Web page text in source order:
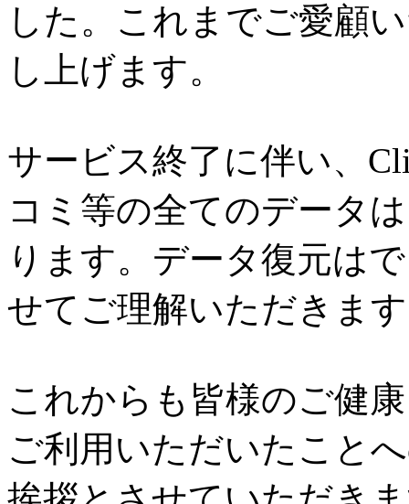
した。これまでご愛顧
し上げます。
サービス終了に伴い、
コミ等の全てのデータ
ります。データ復元は
せてご理解いただきま
これからも皆様のご健
ご利用いただいたこと